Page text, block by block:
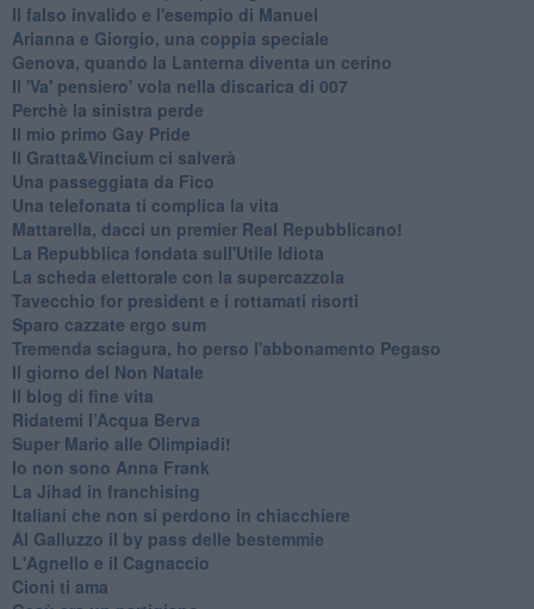
Il falso invalido e l'esempio di Manuel
Arianna e Giorgio, una coppia speciale
Genova, quando la Lanterna diventa un cerino
Il 'Va' pensiero' vola nella discarica di 007
Perchè la sinistra perde
Il mio primo Gay Pride
Il Gratta&Vincium ci salverà
Una passeggiata da Fico
Una telefonata ti complica la vita
Mattarella, dacci un premier Real Repubblicano!
La Repubblica fondata sull'Utile Idiota
La scheda elettorale con la supercazzola
Tavecchio for president e i rottamati risorti
Sparo cazzate ergo sum
Tremenda sciagura, ho perso l'abbonamento Pegaso
Il giorno del Non Natale
Il blog di fine vita
​Ridatemi l’Acqua Berva
Super Mario alle Olimpiadi!
Io non sono Anna Frank
​La Jihad in franchising
Italiani che non si perdono in chiacchiere
Al Galluzzo il by pass delle bestemmie
L'Agnello e il Cagnaccio
Cioni ti ama